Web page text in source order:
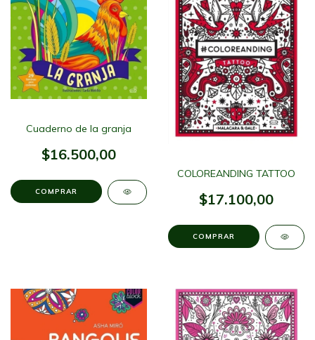
Cuaderno de la granja
$16.500,00
COLOREANDING TATTOO
$17.100,00